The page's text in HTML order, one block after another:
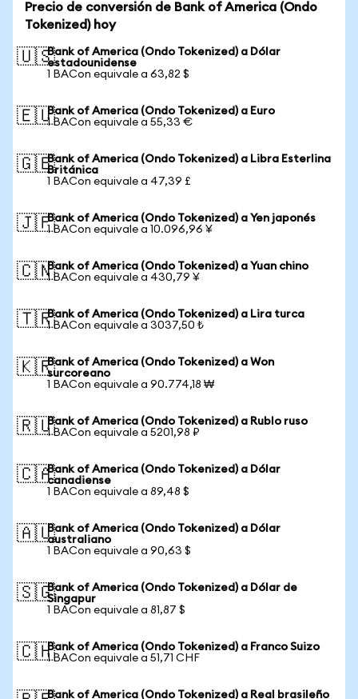
Precio de conversión de Bank of America (Ondo
Tokenized) hoy
🇺🇸Bank of America (Ondo Tokenized) a Dólar
estadounidense
1 BACon equivale a 63,82 $
🇪🇺Bank of America (Ondo Tokenized) a Euro
1 BACon equivale a 55,33 €
🇬🇧Bank of America (Ondo Tokenized) a Libra Esterlina
Británica
1 BACon equivale a 47,39 £
🇯🇵Bank of America (Ondo Tokenized) a Yen japonés
1 BACon equivale a 10.096,96 ¥
🇨🇳Bank of America (Ondo Tokenized) a Yuan chino
1 BACon equivale a 430,79 ¥
🇹🇷Bank of America (Ondo Tokenized) a Lira turca
1 BACon equivale a 3037,50 ₺
🇰🇷Bank of America (Ondo Tokenized) a Won
surcoreano
1 BACon equivale a 90.774,18 ₩
🇷🇺Bank of America (Ondo Tokenized) a Rublo ruso
1 BACon equivale a 5201,98 ₽
🇨🇦Bank of America (Ondo Tokenized) a Dólar
canadiense
1 BACon equivale a 89,48 $
🇦🇺Bank of America (Ondo Tokenized) a Dólar
australiano
1 BACon equivale a 90,63 $
🇸🇬Bank of America (Ondo Tokenized) a Dólar de
Singapur
1 BACon equivale a 81,87 $
🇨🇭Bank of America (Ondo Tokenized) a Franco Suizo
1 BACon equivale a 51,71 CHF
Bank of America (Ondo Tokenized) a Real brasileño